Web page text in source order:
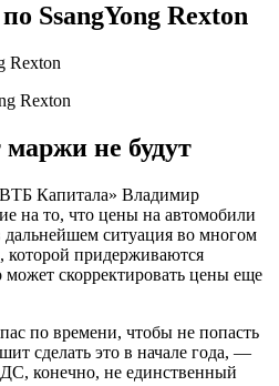
SsangYong Rexton
Rexton
Rexton
не будут
Капитала» Владимир
на то, что цены на автомобили
ситуация во многом
которой придерживаются
скорректировать цены еще
по времени, чтобы не попасть
сделать это в начале года, —
конечно, не единственный